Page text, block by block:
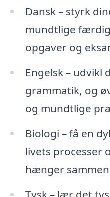
Dansk – styrk
mundtlige
opgaver og
Engelsk –
grammatik, og
og mundtlige
Biologi – få en
livets processer
hænger